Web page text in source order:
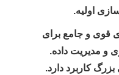
اولیه.
قوی و جامع برای
و مدیریت داده.
کاربرد دارد.